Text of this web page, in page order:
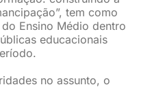
tem como
Ensino Médio dentro
educacionais
no assunto, o